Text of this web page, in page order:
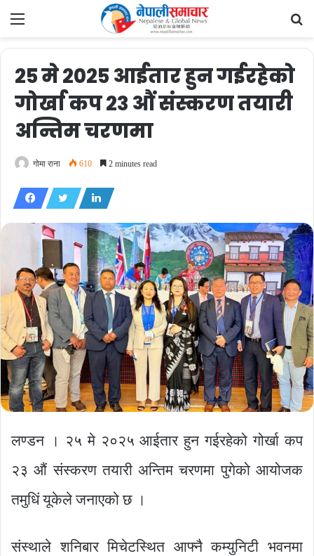
Menu
२५ मे २०२५ आईतार हुन गईरहेको
गोर्खा कप २३ औं संस्करण तयारी
अन्तिम चरणमा
गोमा राना 610 2 minutes read
लण्डन । २५ मे २०२५ आईतार हुन गईरहेको गोर्खा कप
२३ औं संस्करण तयारी अन्तिम चरणमा पुगेको आयोजक
तमुधिं यूकेले जनाएको छ ।
संस्थाले शनिबार मिचेटस्थित आफ्नै कम्युनिटी भवनमा